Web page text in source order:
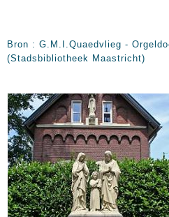
Bron : G.M.I.Quaedvlieg -
(Stadsbibliotheek Maastricht)